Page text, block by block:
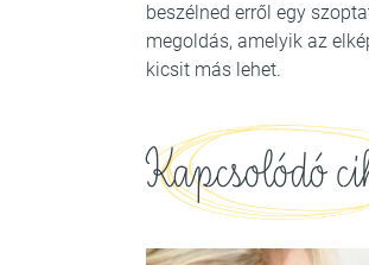
beszélned erről egy
megoldás, amelyik az
kicsit más lehet.
Kapcsolódó